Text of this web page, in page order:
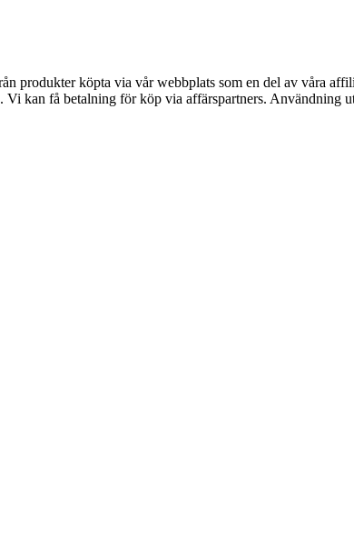
produkter köpta via vår webbplats som en del av våra
kan få betalning för köp via affärspartners. Användning